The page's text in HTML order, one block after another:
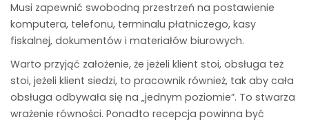
Musi zapewnić swobodną przestrzeń na postawienie
komputera, telefonu, terminalu płatniczego, kasy
fiskalnej, dokumentów i materiałów biurowych.
Warto przyjąć założenie, że jeżeli klient stoi, obsługa też
stoi, jeżeli klient siedzi, to pracownik również, tak aby cała
obsługa odbywała się na „jednym poziomie”. To stwarza
wrażenie równości. Ponadto recepcja powinna być